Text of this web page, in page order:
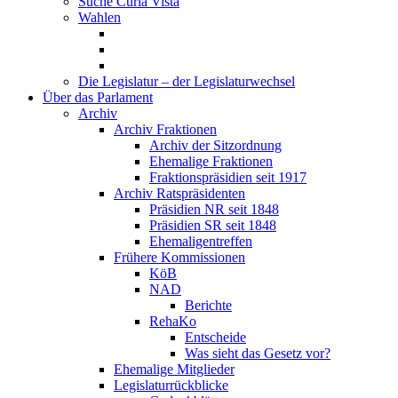
Wahlen
Die Legislatur – der Legislaturwechsel
Über das Parlament
Archiv
Archiv Fraktionen
Archiv der Sitzordnung
Ehemalige Fraktionen
Fraktionspräsidien seit 1917
Archiv Ratspräsidenten
Präsidien NR seit 1848
Präsidien SR seit 1848
Ehemaligentreffen
Frühere Kommissionen
KöB
NAD
Berichte
RehaKo
Entscheide
Was sieht das Gesetz vor?
Ehemalige Mitglieder
Legislaturrückblicke